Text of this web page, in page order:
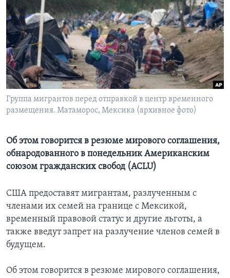
Learning English
СОЦИАЛЬНЫЕ СЕТИ
Группа мигрантов перед отправкой в центр временного
размещения. Матаморос, Мексика (архивное фото)
Об этом говорится в резюме мирового соглашения,
обнародованного в понедельник Американским
союзом гражданских свобод (ACLU)
США предоставят мигрантам, разлученным с
членами их семей на границе с Мексикой,
временный правовой статус и другие льготы, а
также введут запрет на разлучение членов семей в
будущем.
Об этом говорится в резюме мирового соглашения,